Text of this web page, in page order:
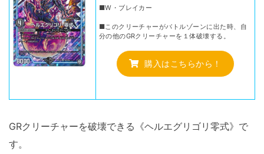
■W・ブレイカー
■このクリーチャーがバトルゾーンに出た時、自
分の他のGRクリーチャーを１体破壊する。
購入はこちらから！
GRクリーチャーを破壊できる《ヘルエグリゴリ零式》で
す。